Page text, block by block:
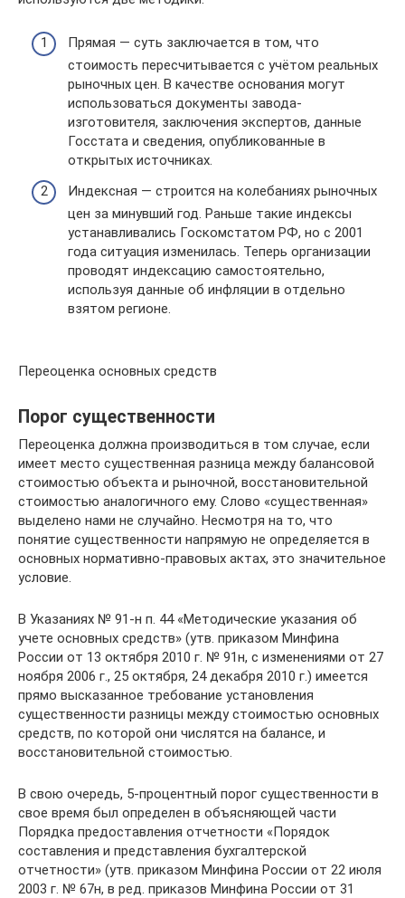
Прямая — суть заключается в том, что
стоимость пересчитывается с учётом реальных
рыночных цен. В качестве основания могут
использоваться документы завода-
изготовителя, заключения экспертов, данные
Госстата и сведения, опубликованные в
открытых источниках.
Индексная — строится на колебаниях рыночных
цен за минувший год. Раньше такие индексы
устанавливались Госкомстатом РФ, но с 2001
года ситуация изменилась. Теперь организации
проводят индексацию самостоятельно,
используя данные об инфляции в отдельно
взятом регионе.
Переоценка основных средств
Порог существенности
Переоценка должна производиться в том случае, если
имеет место существенная разница между балансовой
стоимостью объекта и рыночной, восстановительной
стоимостью аналогичного ему. Слово «существенная»
выделено нами не случайно. Несмотря на то, что
понятие существенности напрямую не определяется в
основных нормативно-правовых актах, это значительное
условие.
В Указаниях № 91-н п. 44 «Методические указания об
учете основных средств» (утв. приказом Минфина
России от 13 октября 2010 г. № 91н, с изменениями от 27
ноября 2006 г., 25 октября, 24 декабря 2010 г.) имеется
прямо высказанное требование установления
существенности разницы между стоимостью основных
средств, по которой они числятся на балансе, и
восстановительной стоимостью.
В свою очередь, 5-процентный порог существенности в
свое время был определен в объясняющей части
Порядка предоставления отчетности «Порядок
составления и представления бухгалтерской
отчетности» (утв. приказом Минфина России от 22 июля
2003 г. № 67н, в ред. приказов Минфина России от 31